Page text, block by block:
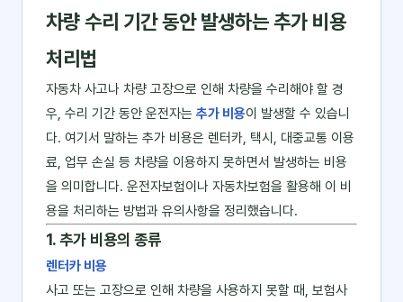
차량 수리 기간 동안 발생하는 추가 비용
처리법
자동차 사고나 차량 고장으로 인해 차량을 수리해야 할 경
우, 수리 기간 동안 운전자는 추가 비용이 발생할 수 있습니
다. 여기서 말하는 추가 비용은 렌터카, 택시, 대중교통 이용
료, 업무 손실 등 차량을 이용하지 못하면서 발생하는 비용
을 의미합니다. 운전자보험이나 자동차보험을 활용해 이 비
용을 처리하는 방법과 유의사항을 정리했습니다.
1. 추가 비용의 종류
렌터카 비용
사고 또는 고장으로 인해 차량을 사용하지 못할 때, 보험사